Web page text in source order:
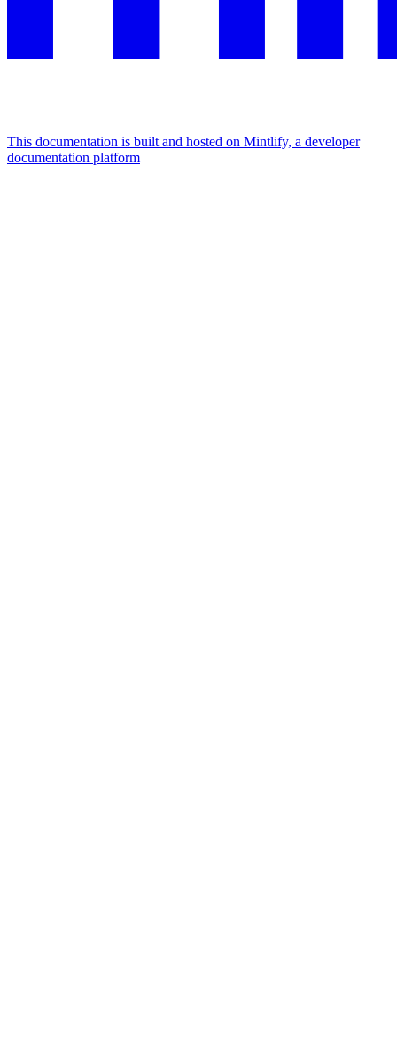
This documentation is built and hosted on Mintlify, a developer
documentation platform